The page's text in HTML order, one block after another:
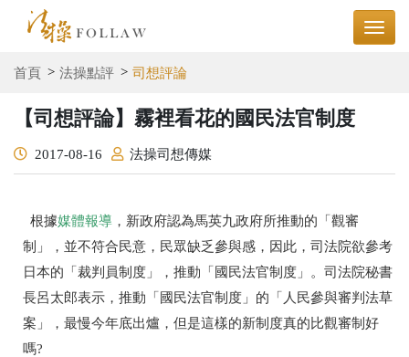
首頁 法操點評 司想評論
【司想評論】霧裡看花的國民法官制度
2017-08-16 法操司想傳媒
根據媒體報導 ，新政府認為馬英九政府所推動的「觀審
制」，並不符合民意，民眾缺乏參與感，因此，司法院欲參考
日本的「裁判員制度」，推動「國民法官制度」。司法院秘書
長呂太郎表示，推動「國民法官制度」的「人民參與審判法草
案」，最慢今年底出爐，但是這樣的新制度真的比觀審制好
嗎?